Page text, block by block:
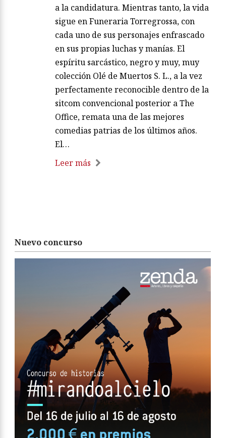
a la candidatura. Mientras tanto, la vida
sigue en Funeraria Torregrossa, con
cada uno de sus personajes enfrascado
en sus propias luchas y manías. El
espíritu sarcástico, negro y muy, muy
colección Olé de Muertos S. L., a la vez
perfectamente reconocible dentro de la
sitcom convencional posterior a The
Office, remata una de las mejores
comedias patrias de los últimos años.
El…
Leer más
Nuevo concurso